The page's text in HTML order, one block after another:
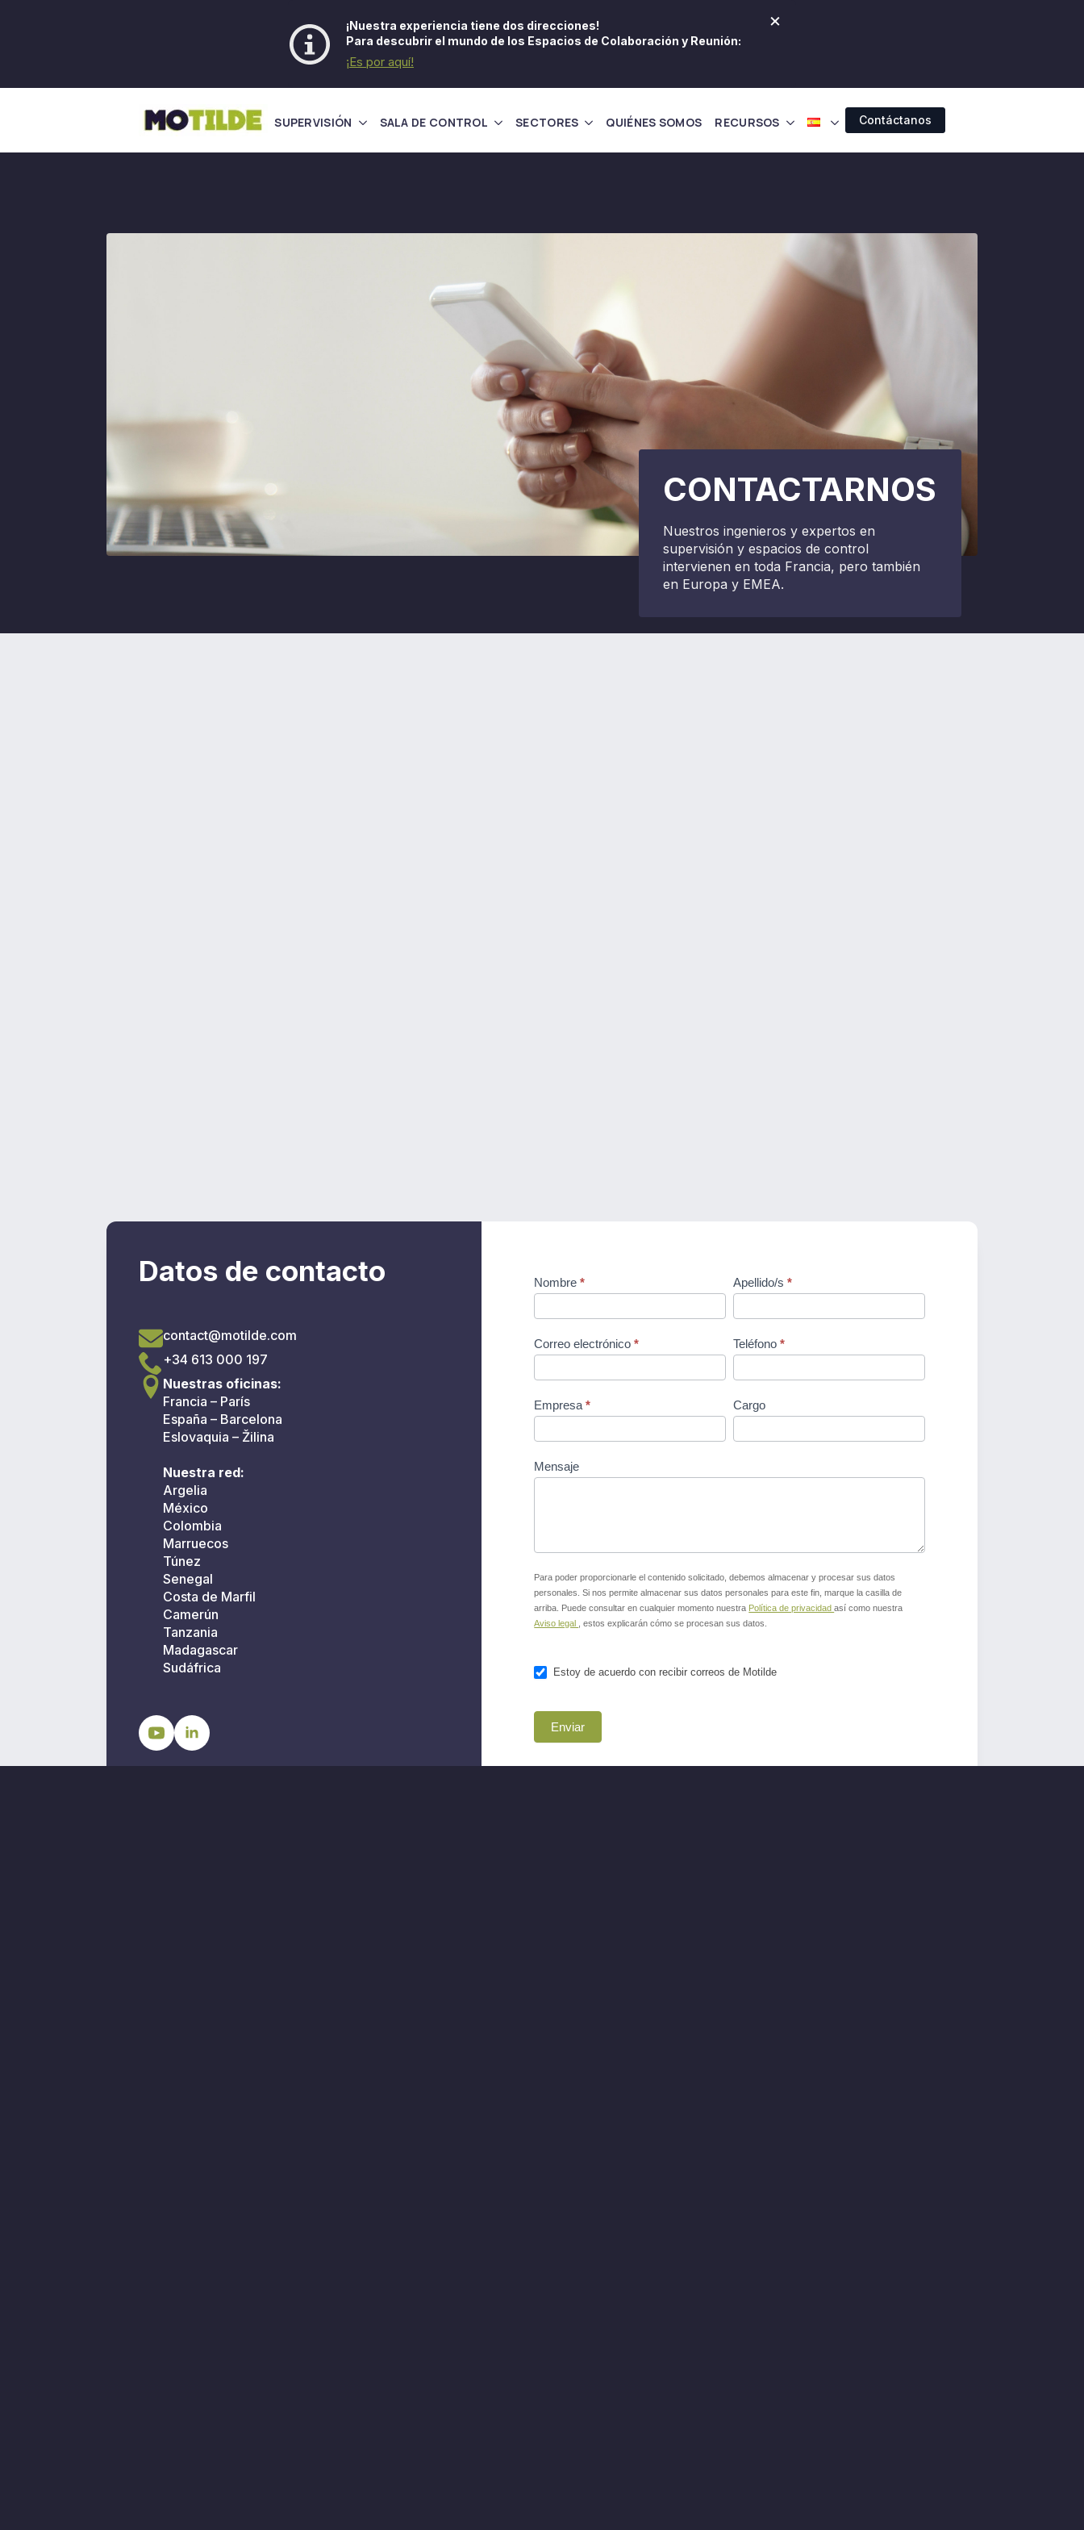
¡Nuestra experiencia tiene dos direcciones!
Para descubrir el mundo de los Espacios de Colaboración y Reunión:
¡Es por aquí!
×
SUPERVISIÓN SALA DE CONTROL SECTORES QUIÉNES SOMOS RECURSOS Contáctanos
CONTACTARNOS
Nuestros ingenieros y expertos en
supervisión y espacios de control
intervienen en toda Francia, pero también
en Europa y EMEA.
Datos de contacto
contact@motilde.com
+34 613 000 197
Nuestras oficinas:
Francia – París
España – Barcelona
Eslovaquia – Žilina
Nuestra red:
Argelia
México
Colombia
Marruecos
Túnez
Senegal
Costa de Marfil
Camerún
Tanzania
Madagascar
Sudáfrica
Contact
(ES)
Nombre* Apellido/s*
Correo electrónico* Teléfono*
Empresa* Cargo
Mensaje
Para poder proporcionarle el contenido solicitado, debemos almacenar y procesar sus datos
personales. Si nos permite almacenar sus datos personales para este fin, marque la casilla de
arriba. Puede consultar en cualquier momento nuestra Política de privacidadasí como nuestra
Aviso legal
, estos explicarán cómo se procesan sus datos.
Estoy de acuerdo con recibir correos de Motilde
Enviar